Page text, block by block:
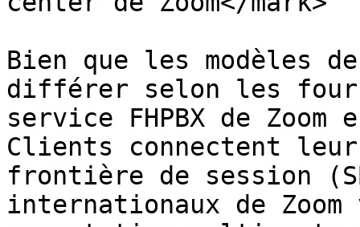
Bien que les modèles
différer selon les
service FHPBX de
Clients connectent
frontière de session
internationaux de